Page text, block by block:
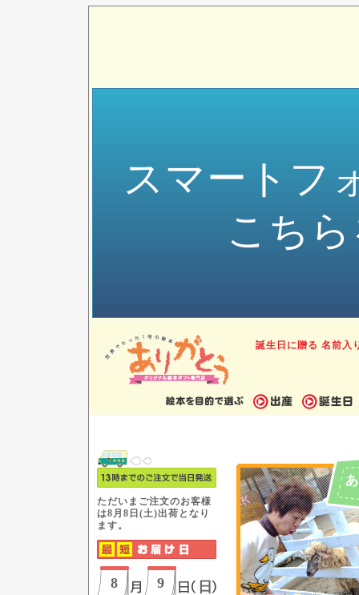
スマートフ
こち
誕生日に贈る 名前入